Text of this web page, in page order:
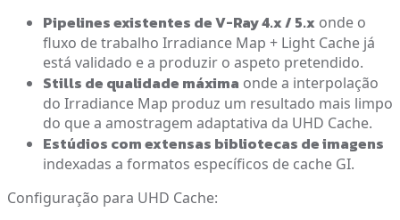
Pipelines existentes de V-Ray 4.x / 5.x onde o
fluxo de trabalho Irradiance Map + Light Cache já
está validado e a produzir o aspeto pretendido.
Stills de qualidade máxima onde a interpolação
do Irradiance Map produz um resultado mais limpo
do que a amostragem adaptativa da UHD Cache.
Estúdios com extensas bibliotecas de imagens
indexadas a formatos específicos de cache GI.
Configuração para UHD Cache: